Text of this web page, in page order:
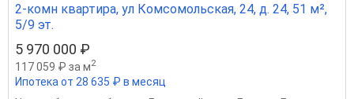
2-комн квартира, ул Комсомольская, 24, д. 24, 51 м²,
5/9 эт.
5 970 000 ₽
117 059 ₽ за м2
Ипотека от 28 635 ₽ в месяц